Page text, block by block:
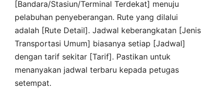
[Bandara/Stasiun/Terminal Terdekat] menuju
pelabuhan penyeberangan. Rute yang dilalui
adalah [Rute Detail]. Jadwal keberangkatan [Jenis
Transportasi Umum] biasanya setiap [Jadwal]
dengan tarif sekitar [Tarif]. Pastikan untuk
menanyakan jadwal terbaru kepada petugas
setempat.